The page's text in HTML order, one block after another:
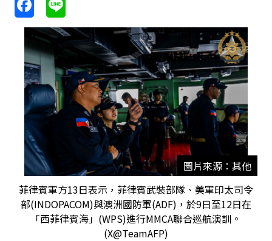
圖片來源：其他
菲律賓軍方13日表示，菲律賓武裝部隊、美軍印太司令
部(INDOPACOM)與澳洲國防軍(ADF)，於9日至12日在
「西菲律賓海」(WPS)進行MMCA聯合巡航演訓。
(X@TeamAFP)